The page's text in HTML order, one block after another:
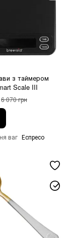
з таймером
Scale III
6 070 грн
ваг Еспресо